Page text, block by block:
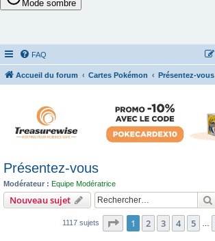
FAQ
Accueil du forum Cartes Pokémon Présentez-vous
Présentez-vous
Modérateur : Equipe Modératrice
Nouveau sujet
1117 sujets Page 1sur28
1 2 3 4 5